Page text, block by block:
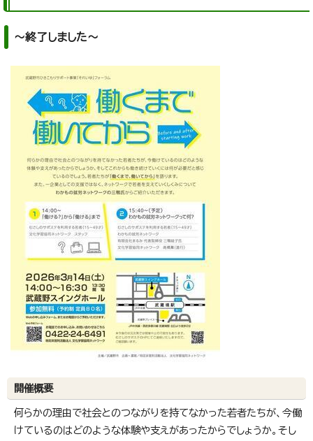
～終了しました～
開催概要
何らかの理由で社会とのつながりを持てなかった若者たちが、今働
けているのはどのような体験や支えがあったからでしょうか。そし